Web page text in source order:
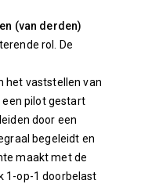
(van derden)
rol. De
het vaststellen van
een pilot gestart
door een
begeleidt en
maakt met de
1-op-1 doorbelast